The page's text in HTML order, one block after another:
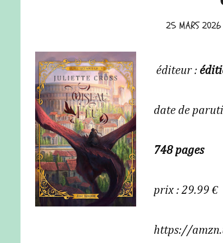
25 MARS 2026
éditeur :
date de
748 pages
prix : 29.99 €
https://